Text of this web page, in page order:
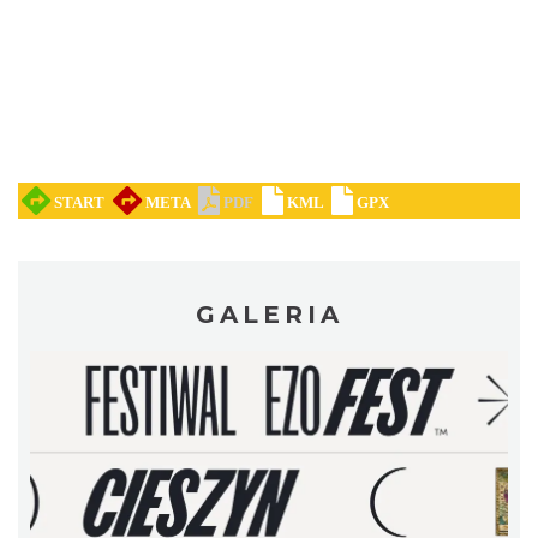
GALERIA